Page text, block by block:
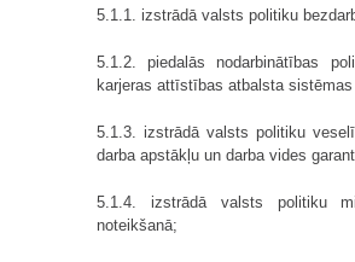
5.1.1. izstrādā valsts politiku
5.1.2. piedalās nodarbinātības
karjeras attīstības atbalsta
5.1.3. izstrādā valsts politiku
darba apstākļu un darba vides
5.1.4. izstrādā valsts politiku
noteikšanā;